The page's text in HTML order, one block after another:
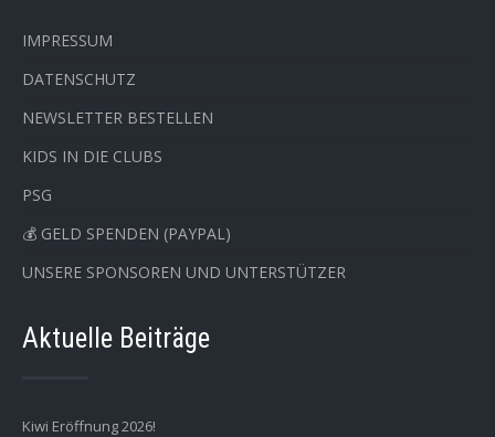
IMPRESSUM
DATENSCHUTZ
NEWSLETTER BESTELLEN
KIDS IN DIE CLUBS
PSG
💰 GELD SPENDEN (PAYPAL)
UNSERE SPONSOREN UND UNTERSTÜTZER
Aktuelle Beiträge
Kiwi Eröffnung 2026!